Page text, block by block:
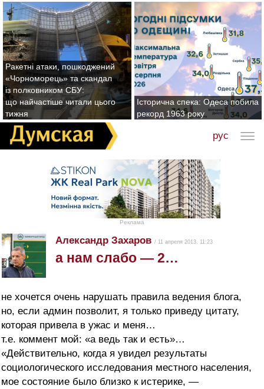
Ракетні атаки, пошкоджений
«Чорноморець» та скандал
із полковником СБУ:
що найчастіше читали цього
тижня
Історична спека: Одеса побила
рекорд 1963 року
рус
Реклама
Александр Захаров / 11 апреля 2013, 11:23
а нам слабо — 2…
не хочется очень нарушать правила ведения блога,
но, если админ позволит, я только приведу цитату,
которая привела в ужас и меня…
т.е. коммент мой: «а ведь так и есть»…
«Действительно, когда я увидел результаты
социологического исследования местного населения,
мое состояние было близко к истерике, —